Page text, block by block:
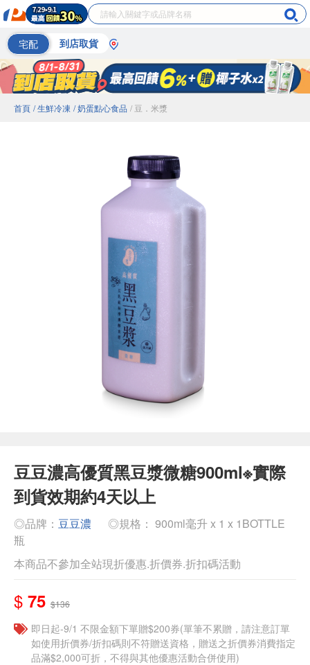
宅配 到店取貨
首頁 / 生鮮冷凍 / 奶蛋點心食品 / 豆．米漿
豆豆濃高優質黑豆漿微糖900ml※實際
到貨效期約4天以上
◎品牌： 豆豆濃
◎規格： 900ml毫升 x 1 x 1BOTTLE
瓶
本商品不參加全站現折優惠.折價券.折扣碼活動
$ 75 $136
即日起-9/1 不限金額下單贈$200券(單筆不累贈，請注意訂單
如使用折價券/折扣碼則不符贈送資格，贈送之折價券消費指定
品滿$2,000可折，不得與其他優惠活動合併使用)